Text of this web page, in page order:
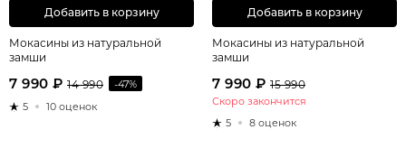
Добавить в корзину
Мокасины из натуральной
замши
7 990 ₽ 14 990
-47%
5
10 оценок
Добавить в корзину
Мокасины из натуральной
замши
7 990 ₽ 15 990
Скоро закончится
5
8 оценок